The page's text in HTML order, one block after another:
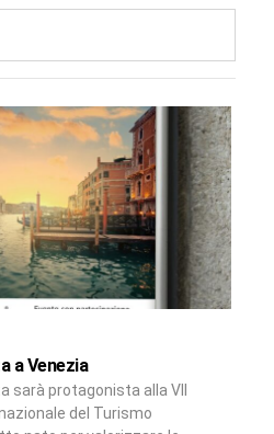
a Venezia
sarà protagonista alla VII
del Turismo